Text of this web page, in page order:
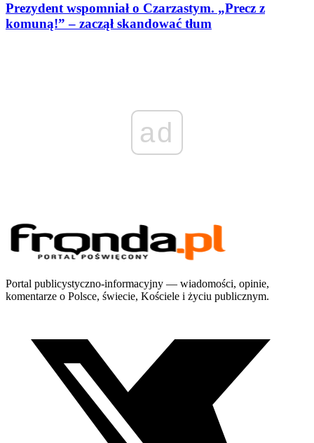
Prezydent wspomniał o Czarzastym. „Precz z
komuną!” – zaczął skandować tłum
ad
Portal publicystyczno-informacyjny — wiadomości, opinie,
komentarze o Polsce, świecie, Kościele i życiu publicznym.